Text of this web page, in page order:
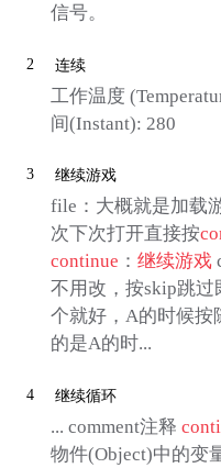
信号。
2 连续
工作温度
间(Instant): 280
3 继续游戏
file：大概就是加载
次下次打开直接按
continue ： 继续游戏
不用改，按skip跳过
个就好，A的时候按
的是A的时...
4 继续循环
... comment注释
物件(Object)中的变